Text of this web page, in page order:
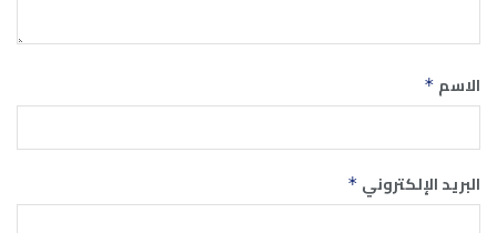
الاسم *
البريد الإلكتروني *